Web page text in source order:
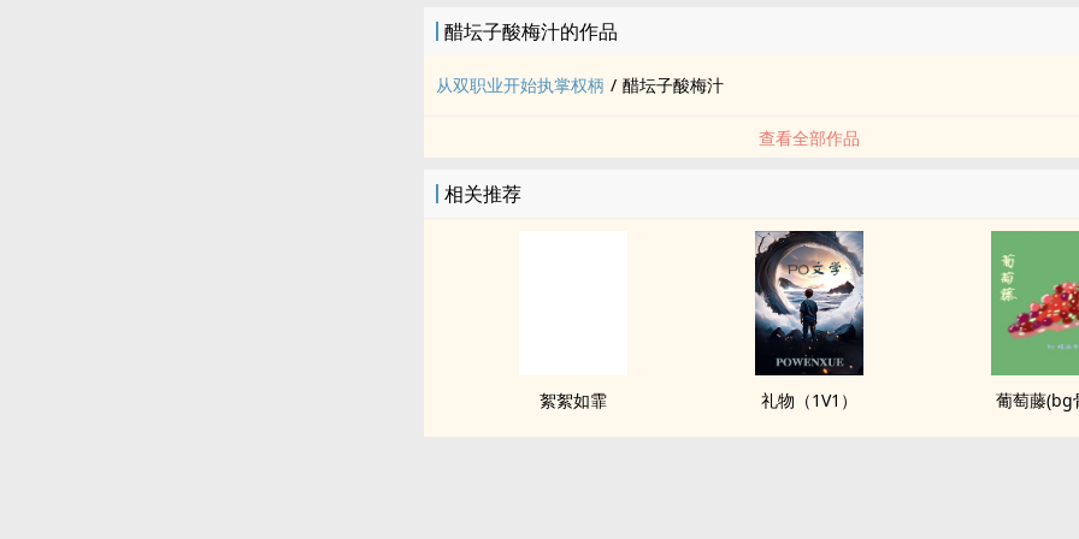
醋坛子酸梅汁的作品
从双职业开始执掌权柄 / 醋坛子酸梅汁
查看全部作品
相关推荐
絮絮如霏 礼物（1V1） 葡萄藤(bg